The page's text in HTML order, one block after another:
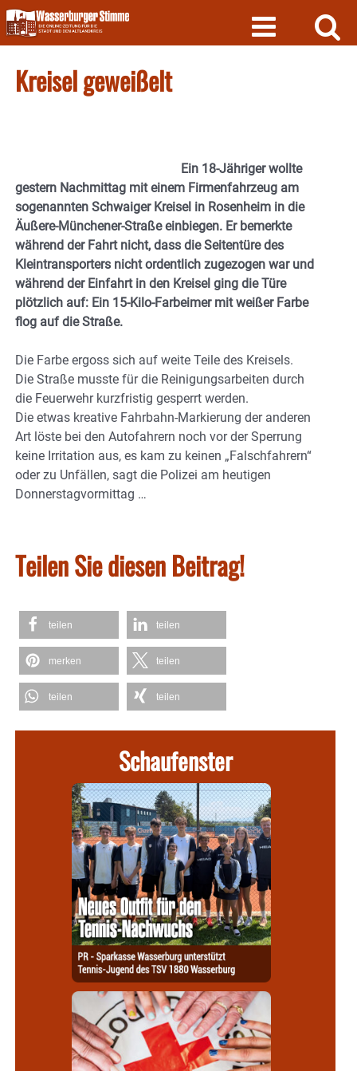
Skip
to
content
Kreisel geweißelt
Ein 18-Jähriger wollte
gestern Nachmittag mit einem Firmenfahrzeug am
sogenannten Schwaiger Kreisel in Rosenheim in die
Äußere-Münchener-Straße einbiegen. Er bemerkte
während der Fahrt nicht, dass die Seitentüre des
Kleintransporters nicht ordentlich zugezogen war und
während der Einfahrt in den Kreisel ging die Türe
plötzlich auf: Ein 15-Kilo-Farbeimer mit weißer Farbe
flog auf die Straße.
Die Farbe ergoss sich auf weite Teile des Kreisels.
Die Straße musste für die Reinigungsarbeiten durch
die Feuerwehr kurzfristig gesperrt werden.
Die etwas kreative Fahrbahn-Markierung der anderen
Art löste bei den Autofahrern noch vor der Sperrung
keine Irritation aus, es kam zu keinen „Falschfahrern“
oder zu Unfällen, sagt die Polizei am heutigen
Donnerstagvormittag …
Teilen Sie diesen Beitrag!
teilen teilen
merken teilen
teilen teilen
Schaufenster